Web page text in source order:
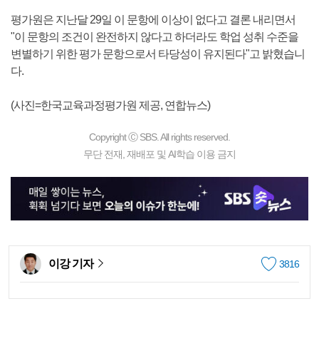
평가원은 지난달 29일 이 문항에 이상이 없다고 결론 내리면서
"이 문항의 조건이 완전하지 않다고 하더라도 학업 성취 수준을
변별하기 위한 평가 문항으로서 타당성이 유지된다"고 밝혔습니
다.
(사진=한국교육과정평가원 제공, 연합뉴스)
Copyright Ⓒ SBS. All rights reserved.
무단 전재, 재배포 및 AI학습 이용 금지
이강 기자 3816